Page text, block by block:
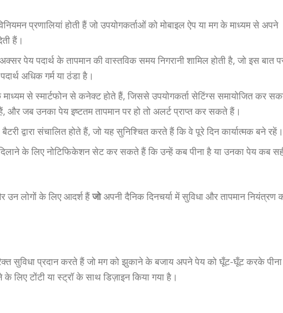
प्रणालियां होती हैं जो उपयोगकर्ताओं को मोबाइल ऐप या मग के माध्यम से अपने
हैं।
पेय पदार्थ के तापमान की वास्तविक समय निगरानी शामिल होती है, जो इस बात
अधिक गर्म या ठंडा है।
से स्मार्टफोन से कनेक्ट होते हैं, जिससे उपयोगकर्ता सेटिंग्स समायोजित कर
और जब उनका पेय इष्टतम तापमान पर हो तो अलर्ट प्राप्त कर सकते हैं।
बैटरी द्वारा संचालित होते हैं, जो यह सुनिश्चित करते हैं कि वे पूरे दिन कार्यात्मक बने
दिलाने के लिए नोटिफिकेशन सेट कर सकते हैं कि उन्हें कब पीना है या उनका पेय कब
उन लोगों के लिए आदर्श हैंजोअपनी दैनिक दिनचर्या में सुविधा और तापमान नियंत्रण
सुविधा प्रदान करते हैं जो मग को झुकाने के बजाय अपने पेय को घूँट-घूँट करके पीना
टोंटी या स्ट्रॉ के साथ डिज़ाइन किया गया है।